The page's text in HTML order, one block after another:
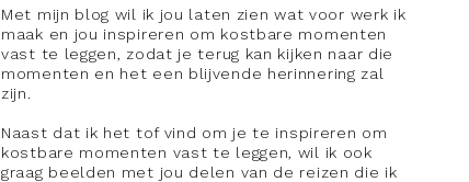
Met mijn blog wil ik jou laten zien wat voor werk ik
maak en jou inspireren om kostbare momenten
vast te leggen, zodat je terug kan kijken naar die
momenten en het een blijvende herinnering zal
zijn.
Naast dat ik het tof vind om je te inspireren om
kostbare momenten vast te leggen, wil ik ook
graag beelden met jou delen van de reizen die ik